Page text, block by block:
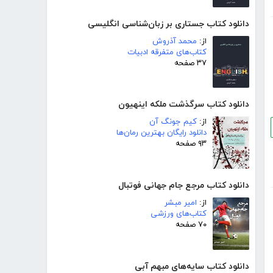
دانلود کتاب جستاری بر زبان‌شناسی انگلیسی
از: محمد آذروش
کتاب‌های متفرقه ادبیات
۳۷ صفحه
دانلود کتاب سرگذشت ملکه اینهیون
از: کیم جونگ آن
دانلود رایگان بهترین رمان‌ها
۹۳ صفحه
دانلود کتاب مرجع جام جهانی فوتبال
از: امیر مبشر
کتاب‌های ورزشی
۷۰ صفحه
دانلود کتاب سایه‌های مبهم آبی